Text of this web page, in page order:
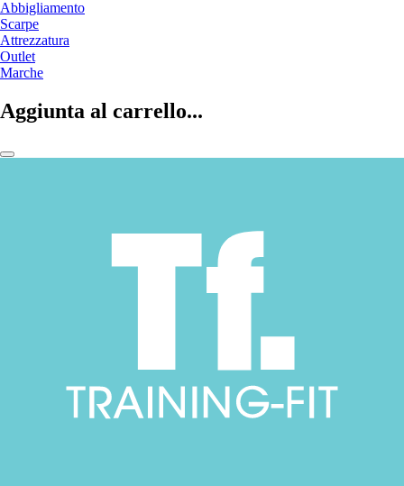
Abbigliamento
Scarpe
Attrezzatura
Outlet
Marche
Aggiunta al carrello...